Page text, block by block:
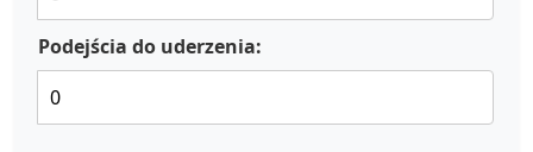
Podejścia do uderzenia: